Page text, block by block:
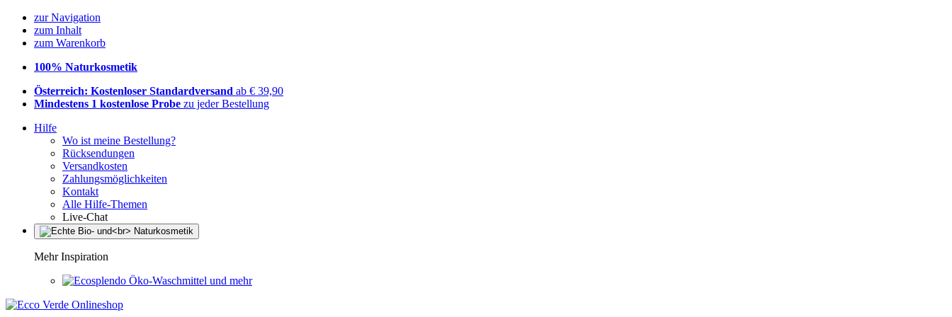
zur Navigation
zum Inhalt
zum Warenkorb
100% Naturkosmetik
Österreich: Kostenloser Standardversand ab € 39,90
Mindestens 1 kostenlose Probe zu jeder Bestellung
Hilfe
Wo ist meine Bestellung?
Rücksendungen
Versandkosten
Zahlungsmöglichkeiten
Kontakt
Alle Hilfe-Themen
Live-Chat
Mehr Inspiration
Öko-Waschmittel und mehr